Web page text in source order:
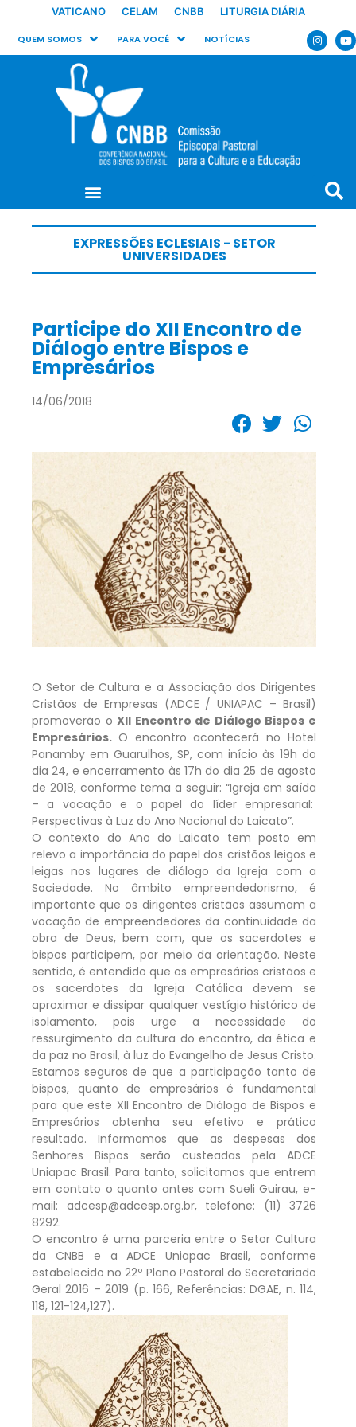
VATICANO CELAM CNBB LITURGIA DIÁRIA
QUEM SOMOS PARA VOCÊ NOTÍCIAS
EXPRESSÕES ECLESIAIS - SETOR
UNIVERSIDADES
Participe do XII Encontro de
Diálogo entre Bispos e
Empresários
14/06/2018
O Setor de Cultura e a Associação dos Dirigentes
Cristãos de Empresas (ADCE / UNIAPAC – Brasil)
promoverão oXII Encontro de Diálogo Bispos e
Empresários. O encontro acontecerá no Hotel
Panamby em Guarulhos, SP, com início às 19h do
dia 24, e encerramento às 17h do dia 25 de agosto
de 2018, conforme tema a seguir: “Igreja em saída
– a vocação e o papel do líder empresarial:
Perspectivas à Luz do Ano Nacional do Laicato”.
O contexto do Ano do Laicato tem posto em
relevo a importância do papel dos cristãos leigos e
leigas nos lugares de diálogo da Igreja com a
Sociedade. No âmbito empreendedorismo, é
importante que os dirigentes cristãos assumam a
vocação de empreendedores da continuidade da
obra de Deus, bem com, que os sacerdotes e
bispos participem, por meio da orientação. Neste
sentido, é entendido que os empresários cristãos e
os sacerdotes da Igreja Católica devem se
aproximar e dissipar qualquer vestígio histórico de
isolamento, pois urge a necessidade do
ressurgimento da cultura do encontro, da ética e
da paz no Brasil, à luz do Evangelho de Jesus Cristo.
Estamos seguros de que a participação tanto de
bispos, quanto de empresários é fundamental
para que este XII Encontro de Diálogo de Bispos e
Empresários obtenha seu efetivo e prático
resultado. Informamos que as despesas dos
Senhores Bispos serão custeadas pela ADCE
Uniapac Brasil. Para tanto, solicitamos que entrem
em contato o quanto antes com Sueli Guirau, e-
mail: adcesp@adcesp.org.br, telefone: (11) 3726
8292.
O encontro é uma parceria entre o Setor Cultura
da CNBB e a ADCE Uniapac Brasil, conforme
estabelecido no 22º Plano Pastoral do Secretariado
Geral 2016 – 2019 (p. 166, Referências: DGAE, n. 114,
118, 121-124,127).